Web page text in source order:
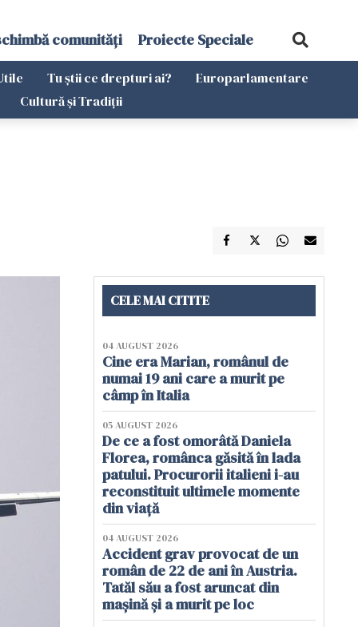
comunități Proiecte Speciale
Tu știi ce drepturi ai?
Europarlamentare
Cultură și Tradiții
CELE MAI CITITE
04 AUGUST 2026
Cine era Marian, românul de
numai 19 ani care a murit pe
câmp în Italia
05 AUGUST 2026
De ce a fost omorâtă Daniela
Florea, românca găsită în lada
patului. Procurorii italieni i-au
reconstituit ultimele momente
din viață
04 AUGUST 2026
Accident grav provocat de un
român de 22 de ani în Austria.
Tatăl său a fost aruncat din
mașină și a murit pe loc